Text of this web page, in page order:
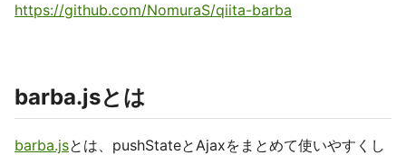
https://github.com/NomuraS/qiita-barba
barba.jsとは
barba.jsとは、pushStateとAjaxをまとめて使いやすくし